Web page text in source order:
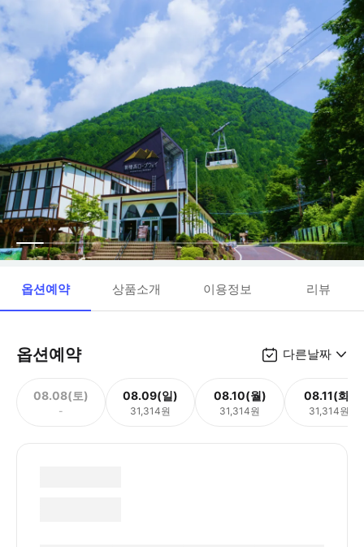
옵션예약 상품소개 이용정보 리뷰
옵션예약 다른날짜
08.08(토)
-
08.09(일)
31,314원
08.10(월)
31,314원
08.11(화)
31,314원